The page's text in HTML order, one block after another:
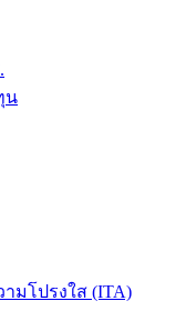
น
มโปรงใส (ITA)